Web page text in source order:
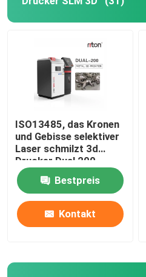
ISO13485, das Kronen
und Gebisse selektiver
Laser schmilzt 3d
Drucker Dual 200
herstellt
Bestpreis
Kontakt